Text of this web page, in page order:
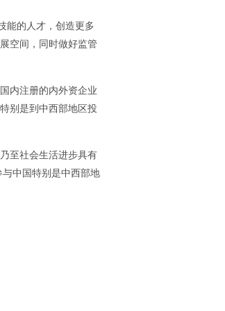
能的人才，创造更多
空间，同时做好监管
内注册的内外资企业
别是到中西部地区投
至社会生活进步具有
中国特别是中西部地